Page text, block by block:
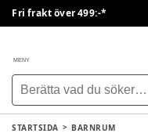
Fri frakt över 499:-*
MENY
STARTSIDA BARNRUM